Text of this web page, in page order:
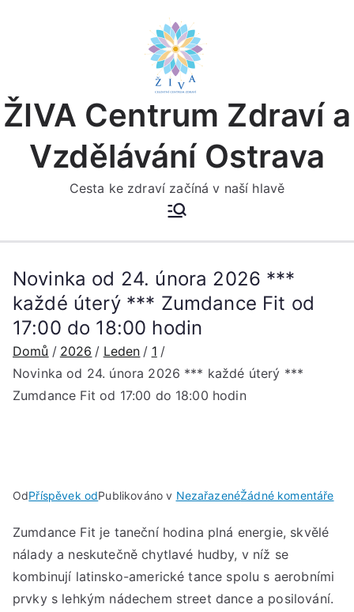
ŽIVA Centrum Zdraví a
Vzdělávání Ostrava
Cesta ke zdraví začíná v naší hlavě
Novinka od 24. února 2026 ***
každé úterý *** Zumdance Fit od
17:00 do 18:00 hodin
Domů 2026 Leden
1
Novinka od 24. února 2026 *** každé úterý ***
Zumdance Fit od 17:00 do 18:00 hodin
OdPříspěvek odPublikováno v NezařazenéŽádné komentářeu
Zumdance Fit je taneční hodina plná energie, skvělé
nálady a neskutečně chytlavé hudby, v níž se
kombinují latinsko-americké tance spolu s aerobními
prvky s lehkým nádechem street dance a posilování.